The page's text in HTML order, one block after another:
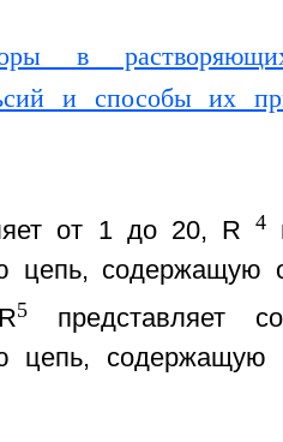
от 1 до 20, R 4
цепь,
5
представляет
цепь,